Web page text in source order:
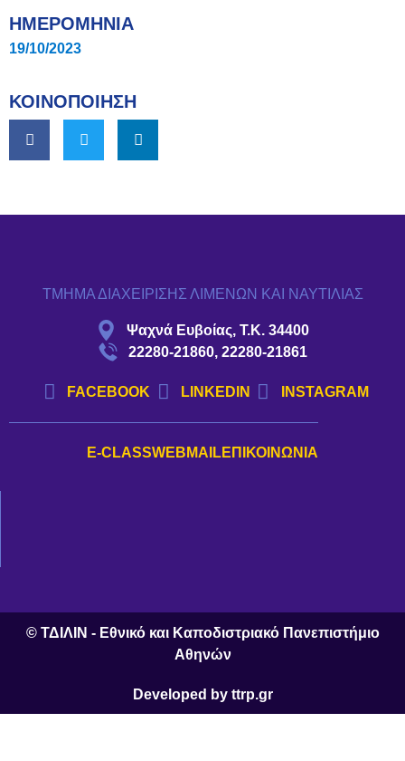
ΗΜΕΡΟΜΗΝΙΑ
19/10/2023
ΚΟΙΝΟΠΟΙΗΣΗ
ΤΜΗΜΑ ΔΙΑΧΕΙΡΙΣΗΣ ΛΙΜΕΝΩΝ ΚΑΙ ΝΑΥΤΙΛΙΑΣ
Ψαχνά Ευβοίας, Τ.Κ. 34400
22280-21860, 22280-21861
FACEBOOK LINKEDIN INSTAGRAM
E-CLASSWEBMAILΕΠΙΚΟΙΝΩΝΊΑ
© ΤΔΙΛΙΝ - Εθνικό και Καποδιστριακό Πανεπιστήμιο
Αθηνών
Developed by ttrp.gr